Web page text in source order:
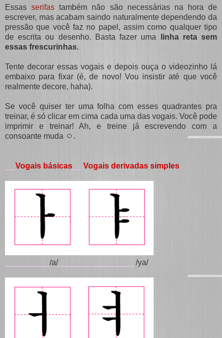
Essasserifas também não são necessárias na hora de
escrever, mas acabam saindo naturalmente dependendo da
pressão que você faz no papel, assim como qualquer tipo
de escrita ou desenho. Basta fazer uma
linha reta sem
essas frescurinhas.
Tente decorar essas vogais e depois ouça o videozinho lá
embaixo para fixar (é, de novo! Vou insistir até que você
realmente decore, haha).
Se você quiser ter uma folha com esses quadrantes pra
treinar, é só clicar em cima cada uma das vogais. Você pode
imprimir e treinar! Ah, e treine já escrevendo com a
consoante muda ㅇ.
Vogais básicas Vogais derivadas simples
/a/_________________ /ya/